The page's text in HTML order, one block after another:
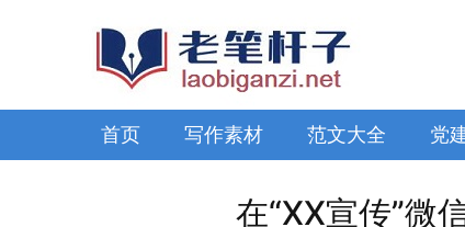
首页 写作素材 范文大全 党
在“XX宣传”微